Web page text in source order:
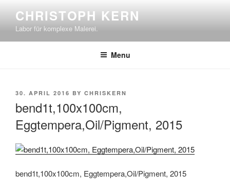
content
CHRISTOPH KERN
Labor für komplexe Malerei.
Menu
POSTED
30. APRIL 2016 BY CHRISKERN
bend1t,100x100cm,
Eggtempera,Oil/Pigment, 2015
bend1t,100x100cm, Eggtempera,Oil/Pigment, 2015